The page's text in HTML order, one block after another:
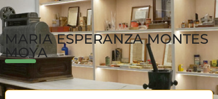
MARIA ESPERANZA MONTES
MOYA